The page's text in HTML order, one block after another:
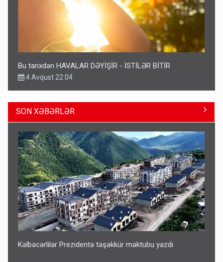
Bu tarixdən HAVALAR DƏYİŞİR - İSTİLƏR BİTİR
4 Avqust 22:04
ŞOK! David Seliverstov ölkədən qaçdı
6 Avqust 14:14
SON XƏBƏRLƏR
Kəlbəcərlilər Prezidentə təşəkkür məktubu yazdı